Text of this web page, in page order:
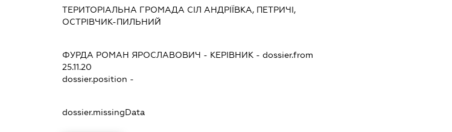
ТЕРИТОРІАЛЬНА ГРОМАДА СІЛ АНДРІЇВКА, ПЕТРИЧІ,
ОСТРІВЧИК-ПИЛЬНИЙ
ФУРДА РОМАН ЯРОСЛАВОВИЧ - КЕРІВНИК - dossier.from
25.11.20
dossier.position -
dossier.missingData